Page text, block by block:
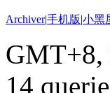
Archiver|手机版|小黑
GMT+8,
14